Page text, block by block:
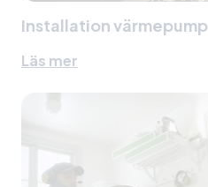
Installation värmepump
Läs mer